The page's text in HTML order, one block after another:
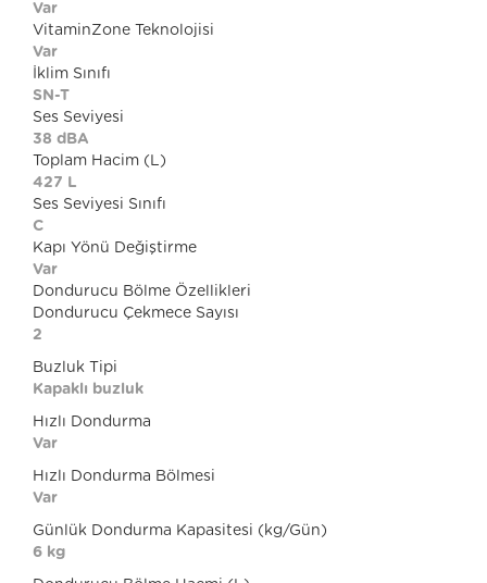
Var
VitaminZone Teknolojisi
Var
İklim Sınıfı
SN-T
Ses Seviyesi
38 dBA
Toplam Hacim (L)
427 L
Ses Seviyesi Sınıfı
C
Kapı Yönü Değiştirme
Var
Dondurucu Bölme Özellikleri
Dondurucu Çekmece Sayısı
2
Buzluk Tipi
Kapaklı buzluk
Hızlı Dondurma
Var
Hızlı Dondurma Bölmesi
Var
Günlük Dondurma Kapasitesi (kg/Gün)
6 kg